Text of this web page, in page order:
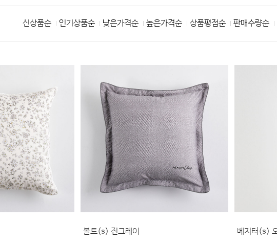
신상품순 인기상품순 낮은가격순 높은가격순 상품평점순 판매수량순
볼트(s) 진그레이 베지터(s)